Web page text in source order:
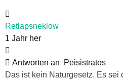
Retlapsneklow
1 Jahr her
Antworten an
Peisistratos
Das ist kein Naturgesetz. Es sei